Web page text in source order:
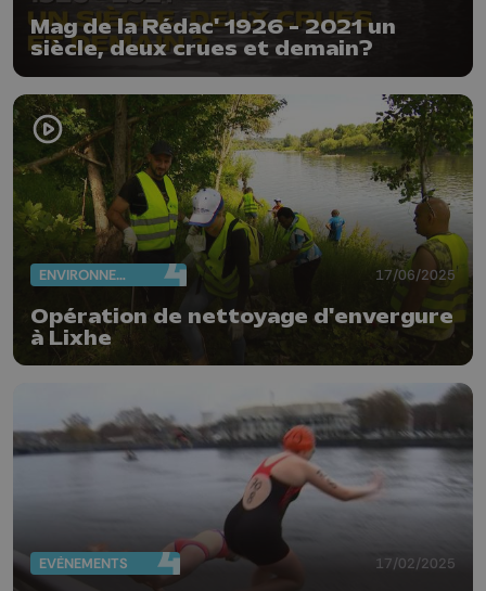
Mag de la Rédac' 1926 - 2021 un
siècle, deux crues et demain?
ENVIRONNEMENT 17/06/2025
Opération de nettoyage d'envergure
à Lixhe
EVÈNEMENTS 17/02/2025